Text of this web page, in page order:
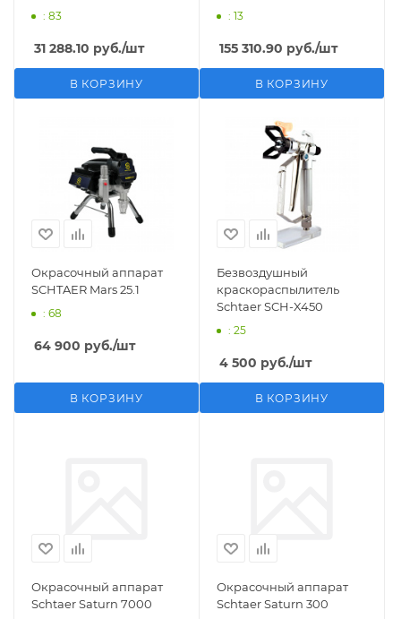
GD-450
: 83
31 288.10 руб./шт
В КОРЗИНУ
1095
: 13
155 310.90 руб./шт
В КОРЗИНУ
Окрасочный аппарат
SCHTAER Mars 25.1
: 68
64 900 руб./шт
В КОРЗИНУ
Безвоздушный
краскораспылитель
Schtaer SCH-X450
: 25
4 500 руб./шт
В КОРЗИНУ
Окрасочный аппарат
Schtaer Saturn 7000
Окрасочный аппарат
Schtaer Saturn 300